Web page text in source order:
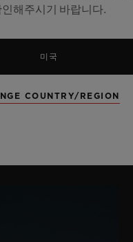
인해주시기 바랍니다.
미국
COUNTRY/REGION